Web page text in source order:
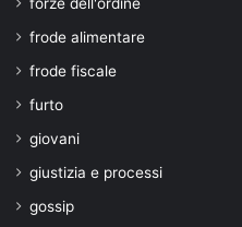
frode alimentare
frode fiscale
furto
giovani
giustizia e processi
gossip